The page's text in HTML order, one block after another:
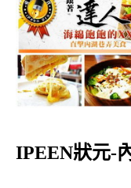
IPEEN狀元-